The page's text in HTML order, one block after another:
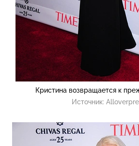
Кристина возвращается к
Источник: